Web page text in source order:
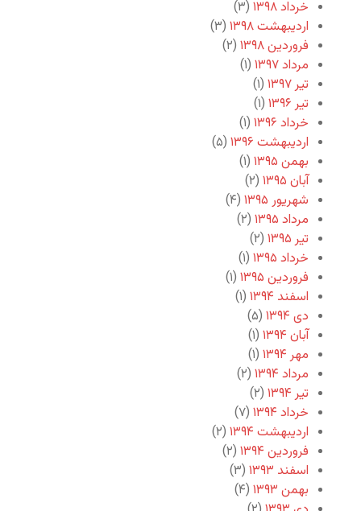
خرداد ۱۳۹۸
(۳)
اردیبهشت ۱۳۹۸
(۳)
فروردین ۱۳۹۸
(۲)
مرداد ۱۳۹۷
(۱)
تیر ۱۳۹۷
(۱)
تیر ۱۳۹۶
(۱)
خرداد ۱۳۹۶
(۱)
اردیبهشت ۱۳۹۶
(۵)
بهمن ۱۳۹۵
(۱)
آبان ۱۳۹۵
(۲)
شهریور ۱۳۹۵
(۴)
مرداد ۱۳۹۵
(۲)
تیر ۱۳۹۵
(۲)
خرداد ۱۳۹۵
(۱)
فروردین ۱۳۹۵
(۱)
اسفند ۱۳۹۴
(۱)
دی ۱۳۹۴
(۵)
آبان ۱۳۹۴
(۱)
مهر ۱۳۹۴
(۱)
مرداد ۱۳۹۴
(۲)
تیر ۱۳۹۴
(۲)
خرداد ۱۳۹۴
(۷)
اردیبهشت ۱۳۹۴
(۲)
فروردین ۱۳۹۴
(۲)
اسفند ۱۳۹۳
(۳)
بهمن ۱۳۹۳
(۴)